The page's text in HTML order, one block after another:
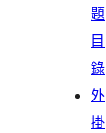
題
目
錄
外
掛